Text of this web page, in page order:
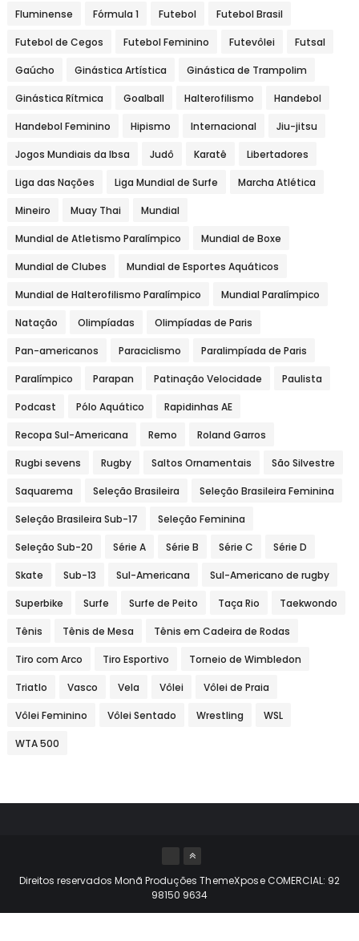
Fluminense Fórmula 1 Futebol Futebol Brasil
Futebol de Cegos Futebol Feminino Futevôlei Futsal
Gaúcho Ginástica Artística Ginástica de Trampolim
Ginástica Rítmica Goalball Halterofilismo Handebol
Handebol Feminino Hipismo Internacional Jiu-jitsu
Jogos Mundiais da Ibsa Judô Karatê Libertadores
Liga das Nações Liga Mundial de Surfe Marcha Atlética
Mineiro Muay Thai Mundial
Mundial de Atletismo Paralímpico Mundial de Boxe
Mundial de Clubes Mundial de Esportes Aquáticos
Mundial de Halterofilismo Paralímpico Mundial Paralímpico
Natação Olimpíadas Olimpíadas de Paris
Pan-americanos Paraciclismo Paralimpíada de Paris
Paralímpico Parapan Patinação Velocidade Paulista
Podcast Pólo Aquático Rapidinhas AE
Recopa Sul-Americana Remo Roland Garros
Rugbi sevens Rugby Saltos Ornamentais São Silvestre
Saquarema Seleção Brasileira Seleção Brasileira Feminina
Seleção Brasileira Sub-17 Seleção Feminina
Seleção Sub-20 Série A Série B Série C Série D
Skate Sub-13 Sul-Americana Sul-Americano de rugby
Superbike Surfe Surfe de Peito Taça Rio Taekwondo
Tênis Tênis de Mesa Tênis em Cadeira de Rodas
Tiro com Arco Tiro Esportivo Torneio de Wimbledon
Triatlo Vasco Vela Vôlei Vôlei de Praia
Vôlei Feminino Vôlei Sentado Wrestling WSL
WTA 500
Direitos reservados Monã Produções ThemeXposeCOMERCIAL: 92
98150 9634